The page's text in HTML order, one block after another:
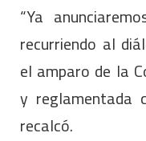
“Ya
recurriendo al
el amparo de la
y reglamentada
recalcó.